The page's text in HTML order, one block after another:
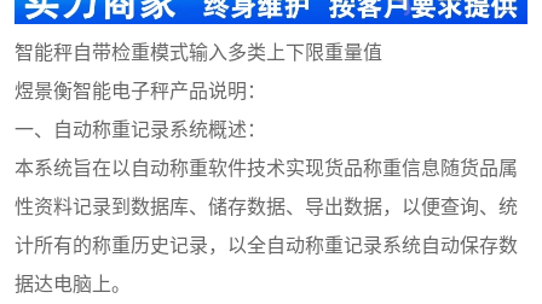
智能秤自带检重模式输入多类上下限重量值
煜景衡智能电子秤产品说明：
一、自动称重记录系统概述：
本系统旨在以自动称重软件技术实现货品称重信息随货品属
性资料记录到数据库、储存数据、导出数据，以便查询、统
计所有的称重历史记录，以全自动称重记录系统自动保存数
据达电脑上。